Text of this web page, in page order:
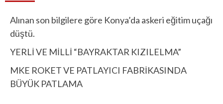
Alınan son bilgilere göre Konya’da askeri eğitim uçağı
düştü.
YERLİ VE MİLLİ “BAYRAKTAR KIZILELMA”
MKE ROKET VE PATLAYICI FABRİKASINDA
BÜYÜK PATLAMA